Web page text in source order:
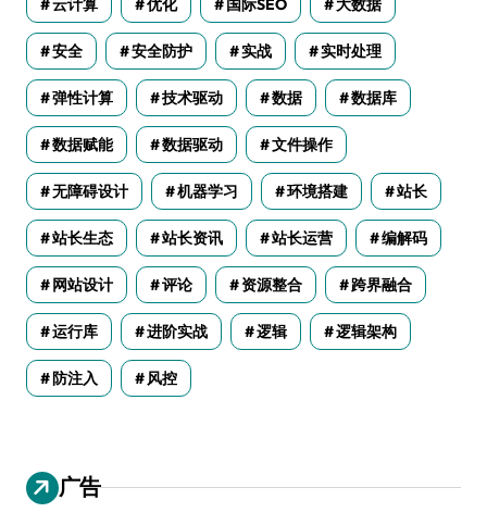
云计算 优化 国际SEO 大数据
安全 安全防护 实战 实时处理
弹性计算 技术驱动 数据 数据库
数据赋能 数据驱动 文件操作
无障碍设计 机器学习 环境搭建 站长
站长生态 站长资讯 站长运营 编解码
网站设计 评论 资源整合 跨界融合
运行库 进阶实战 逻辑 逻辑架构
防注入 风控
广告